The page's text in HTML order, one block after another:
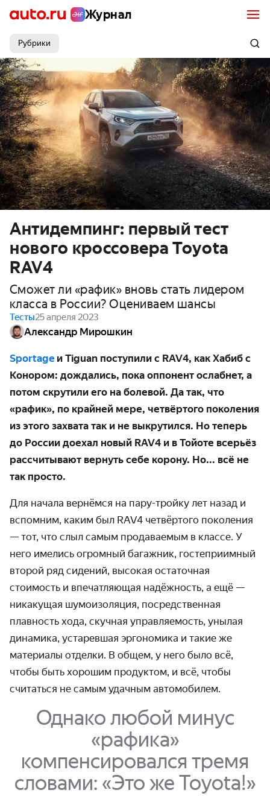
Журнал
Рубрики
Антидемпинг: первый тест
нового кроссовера Toyota
RAV4
Сможет ли «рафик» вновь стать лидером
класса в России? Оцениваем шансы
Тесты25 апреля 2023
Александр Мирошкин
Sportage и Tiguan поступили с RAV4, как Хабиб с
Конором: дождались, пока оппонент ослабнет, а
потом скрутили его на болевой. Да так, что
«рафик», по крайней мере, четвёртого поколения
из этого захвата так и не выкрутился. Но теперь
до России доехал новый RAV4 и в Тойоте всерьёз
рассчитывают вернуть себе корону. Но... всё не
так просто.
Для начала вернёмся на пару-тройку лет назад и
вспомним, каким был RAV4 четвёртого поколения
— тот, что слыл самым продаваемым в классе. У
него имелись огромный багажник, гостеприимный
второй ряд сидений, высокая остаточная
стоимость и впечатляющая надёжность, а ещё —
никакущая шумоизоляция, посредственная
плавность хода, скучная управляемость, унылая
динамика, устаревшая эргономика и такие же
материалы отделки. В общем, у него было всё,
чтобы быть хорошим продуктом, и всё, чтобы
считаться не самым удачным автомобилем.
Однако любой минус
«рафика»
компенсировался тремя
словами: «Это же Toyota!»